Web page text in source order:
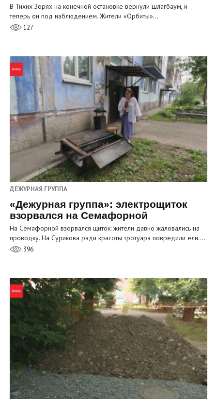
В Тихих Зорях на конечной остановке вернули шлагбаум, и
теперь он под наблюдением. Жители «Орбиты»…
127
ДЕЖУРНАЯ ГРУППА
«Дежурная группа»: электрощиток
взорвался на Семафорной
На Семафорной взорвался щиток: жители давно жаловались на
проводку. На Сурикова ради красоты тротуара повредили ели.…
396